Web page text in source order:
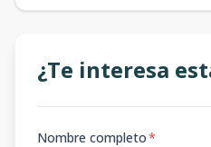
¿Te interesa
Nombre completo*